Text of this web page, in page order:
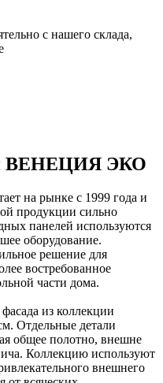
с нашего склада,
ВЕНЕЦИЯ ЭКО
на рынке с 1999 года и
продукции сильно
панелей используются
оборудование.
решение для
востребованное
части дома.
из коллекции
Отдельные детали
общее полотно, внешне
Коллекцию используют
внешнего